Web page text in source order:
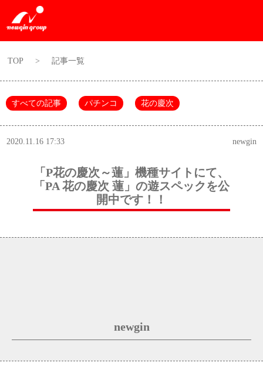
TOP > 記事一覧
すべての記事 パチンコ 花の慶次
2020.11.16 17:33 newgin
「P花の慶次～蓮」機種サイトにて、
「PA 花の慶次 蓮」の遊スペックを公
開中です！！
newgin